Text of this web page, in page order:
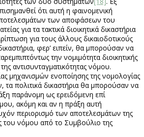
ότι αυτή η φαινομενική
των αποφάσεων του
για τα τακτικά διοικητικά δικαστήρια
για τους άλλους δικαιοδοτικούς
φερ’ ειπείν, θα μπορούσαν να
την νομιμότητα διοικητικής
αντισυνταγματικότητας νόμου.
μηχανισμών ενοποίησης της νομολογίας
τα πολιτικά δικαστήρια θα μπορούσαν να
παράνομη ως ερειδόμενη επί
ακόμη και αν η πράξη αυτή
περιορισμό των αποτελεσμάτων της
του νόμου από το Συμβούλιο της